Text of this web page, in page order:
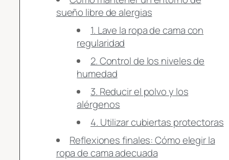
sueño libre de alergias
1. Lave la ropa de cama con
regularidad
2. Control de los niveles de
humedad
3. Reducir el polvo y los
alérgenos
4. Utilizar cubiertas protectoras
Reflexiones finales: Cómo elegir la
ropa de cama adecuada